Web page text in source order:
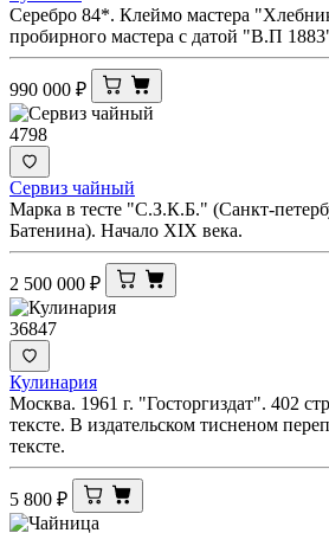
Серебро 84*. Клеймо мастера
пробирного мастера с датой "В.П
990 000 ₽
4798
Сервиз чайный
Марка в тесте "С.З.К.Б." (Санкт-
Батенина). Начало XIX века.
2 500 000 ₽
36847
Кулинария
Москва. 1961 г. "Госторгиздат". 402
тексте. В издательском тисненом
тексте.
5 800 ₽